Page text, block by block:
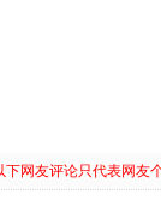
下网友评论只代表网友